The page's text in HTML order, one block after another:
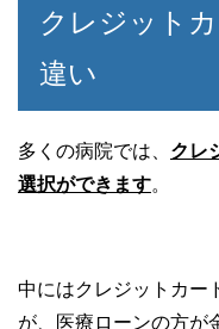
クレジット
違い
多くの病院では、 クレ
選択ができます。
中にはクレジットカー
が、医療ローンの方が